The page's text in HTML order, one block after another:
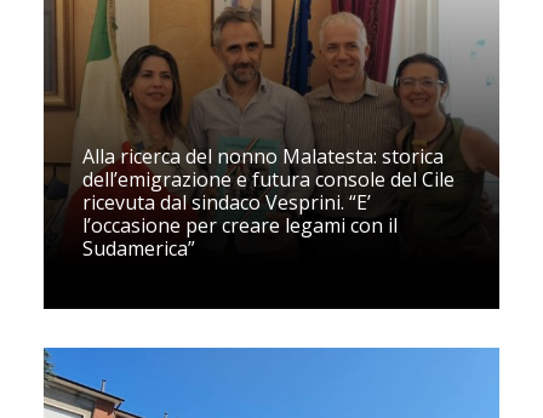
Alla ricerca del nonno Malatesta: storica
dell’emigrazione e futura console del Cile
ricevuta dal sindaco Vesprini. “E’
l’occasione per creare legami con il
Sudamerica”